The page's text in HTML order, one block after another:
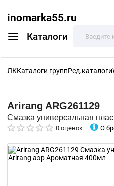
inomarka55.ru
Каталоги
ЛККаталоги группРед.каталоги
Arirang ARG261129
Смазка универсальная
0 оценок О